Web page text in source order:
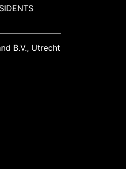
B.V., Utrecht